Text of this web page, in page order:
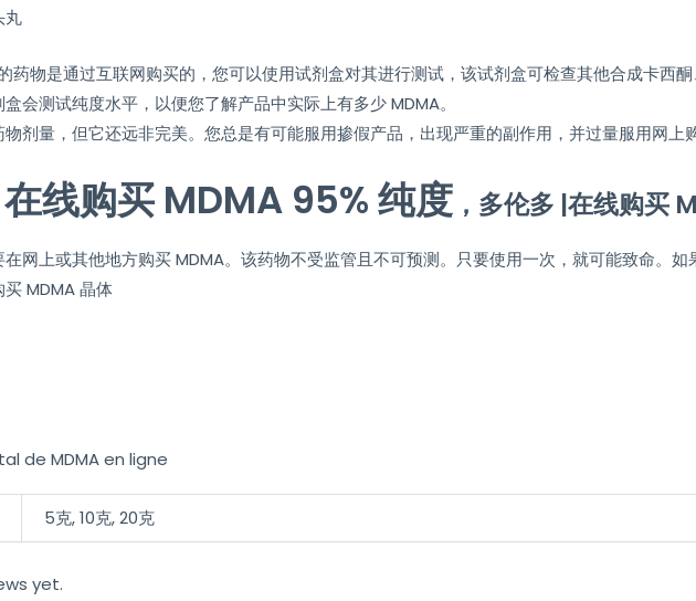
丸
药物是通过互联网购买的，您可以使用试剂盒对其进行测试，该试剂盒可检查其他合成卡西
会测试纯度水平，以便您了解产品中实际上有多少 MDMA。
剂量，但它还远非完美。您总是有可能服用掺假产品，出现严重的副作用，并过量服用网上购
在线购买 MDMA 95% 纯度，多伦多 |在线购买
网上或其他地方购买 MDMA。该药物不受监管且不可预测。只要使用一次，就可能致命。
MDMA 晶体
5克, 10克, 20克
yet.